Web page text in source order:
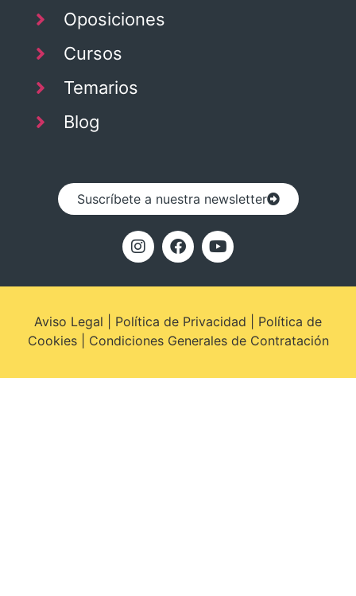
Oposiciones
Cursos
Temarios
Blog
Suscríbete a nuestra newsletter
Aviso Legal Política de Privacidad
Política de
Cookies| Condiciones Generales de Contratación